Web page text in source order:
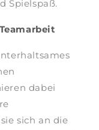
Spielspaß.
dabei
sich an die